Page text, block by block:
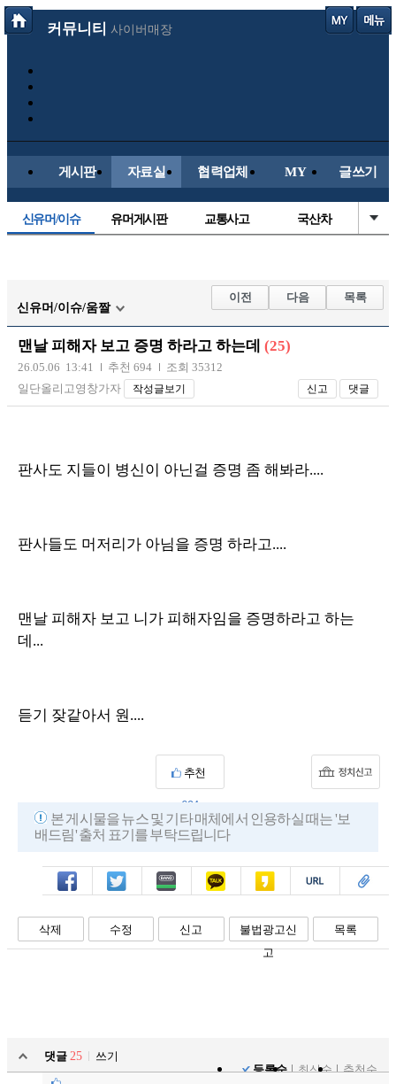
커뮤니티 사이버매장
게시판 자료실 협력업체 MY 글쓰기
신유머/이슈 유머게시판 교통사고 국산차
자유사진 군사/무기
트럭/버스 항공/해운/철도
장착시공사진
신유머/이슈/움짤
이전 다음 목록
맨날 피해자 보고 증명 하라고 하는데 (25)
26.05.06 13:41 추천 694
조회 35312
일단올리고영창가자
작성글보기 신고 댓글
판사도 지들이 병신이 아닌걸 증명 좀 해봐라....
판사들도 머저리가 아님을 증명 하라고....
맨날 피해자 보고 니가 피해자임을 증명하라고 하는
데...
듣기 잦같아서 원....
추천
694
본 게시물을 뉴스 및 기타 매체에서 인용하실 때는 '보
배드림' 출처 표기를 부탁드립니다
페북 트윗 밴드 카톡 카스 복사 스크랩
삭제 수정 신고
불법광고신
고
목록
댓글 25
쓰기
등록순
최신순 추천순